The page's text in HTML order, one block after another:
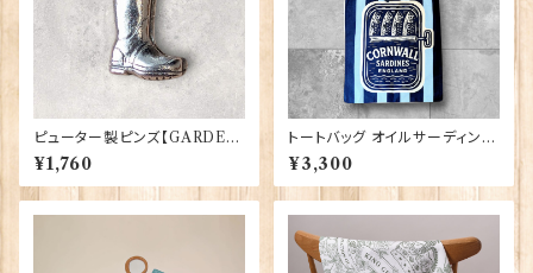
ピューター製ピンズ【GARDEN
BOOT】Cadogan 90166-X
WTP166
¥1,760
トートバッグ オイルサーディン E
lgate Products 90431
¥3,300